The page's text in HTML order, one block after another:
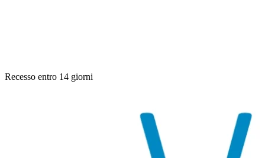
Recesso entro 14 giorni